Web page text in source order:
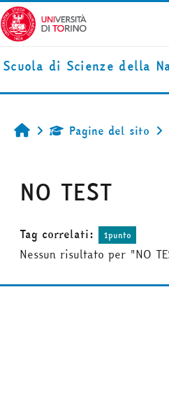
Vai al contenuto principale
Scuola di Scienze della
HomePagine del sito
NO TEST
Tag correlati: 1punto
Nessun risultato per "NO